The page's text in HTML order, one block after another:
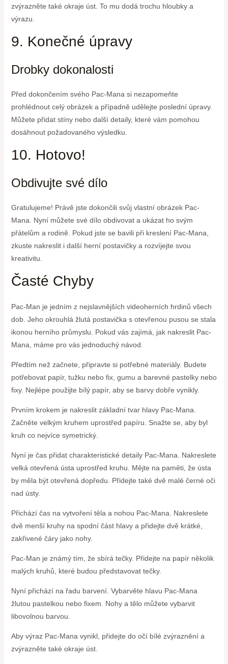
zvýrazněte také okraje úst. To mu dodá trochu hloubky a
výrazu.
9. Konečné úpravy
Drobky dokonalosti
Před dokončením svého Pac-Mana si nezapomeňte
prohlédnout celý obrázek a případně udělejte poslední úpravy.
Můžete přidat stíny nebo další detaily, které vám pomohou
dosáhnout požadovaného výsledku.
10. Hotovo!
Obdivujte své dílo
Gratulujeme! Právě jste dokončili svůj vlastní obrázek Pac-
Mana. Nyní můžete své dílo obdivovat a ukázat ho svým
přátelům a rodině. Pokud jste se bavili při kreslení Pac-Mana,
zkuste nakreslit i další herní postavičky a rozvíjejte svou
kreativitu.
Časté Chyby
Pac-Man je jedním z nejslavnějších videoherních hrdinů všech
dob. Jeho okrouhlá žlutá postavička s otevřenou pusou se stala
ikonou herního průmyslu. Pokud vás zajímá, jak nakreslit Pac-
Mana, máme pro vás jednoduchý návod.
Předtím než začnete, připravte si potřebné materiály. Budete
potřebovat papír, tužku nebo fix, gumu a barevné pastelky nebo
fixy. Nejlépe použijte bílý papír, aby se barvy dobře vynikly.
Prvním krokem je nakreslit základní tvar hlavy Pac-Mana.
Začněte velkým kruhem uprostřed papíru. Snažte se, aby byl
kruh co nejvíce symetrický.
Nyní je čas přidat charakteristické detaily Pac-Mana. Nakreslete
velká otevřená ústa uprostřed kruhu. Mějte na paměti, že ústa
by měla být otevřená dopředu. Přidejte také dvě malé černé oči
nad ústy.
Přichází čas na vytvoření těla a nohou Pac-Mana. Nakreslete
dvě menší kruhy na spodní část hlavy a přidejte dvě krátké,
zakřivené čáry jako nohy.
Pac-Man je známý tím, že sbírá tečky. Přidejte na papír několik
malých kruhů, které budou představovat tečky.
Nyní přichází na řadu barvení. Vybarvěte hlavu Pac-Mana
žlutou pastelkou nebo fixem. Nohy a tělo můžete vybarvit
libovolnou barvou.
Aby výraz Pac-Mana vynikl, přidejte do očí bílé zvýraznění a
zvýrazněte také okraje úst.